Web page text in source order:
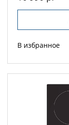
В избранное